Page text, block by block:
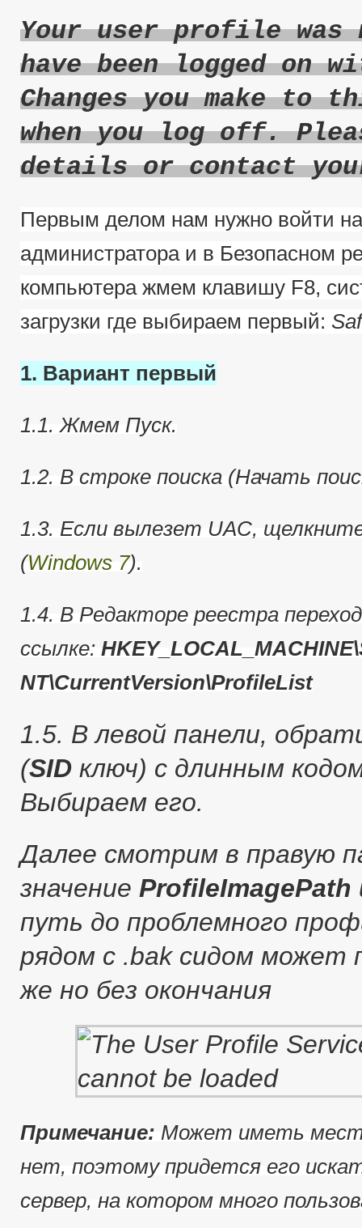
Your user profile was
have been logged on
Changes you make
when you log off.
details or contact
Первым делом нам нужно войти
администратора и в Безопасном
компьютера жмем клавишу F8,
загрузки где выбираем первый:
1. Вариант первый
1.1. Жмем Пуск.
1.2. В строке поиска (Начать
1.3. Если вылезет UAC,
(Windows 7).
1.4. В Редакторе реестра
ссылке:
NT\CurrentVersion\ProfileList
1.5. В левой панели,
(SID ключ) с длинным
Выбираем его.
Далее смотрим в правую
значение ProfileImagePath
путь до проблемного
рядом с .bak сидом
же но без окончания
Примечание: Может иметь
нет, поэтому придется его
сервер, на котором много